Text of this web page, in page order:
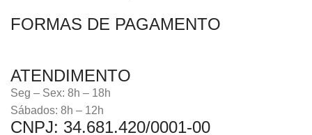
FORMAS DE PAGAMENTO
ATENDIMENTO
Seg – Sex: 8h – 18h
Sábados: 8h – 12h
CNPJ: 34.681.420/0001-00